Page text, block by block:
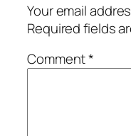
Your email
Required fields
Comment*